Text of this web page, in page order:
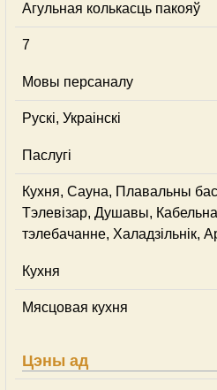
Агульная колькасць пакояў
7
Мовы персаналу
Рускі, Украінскі
Паслугі
Кухня, Сауна, Плавальны
Тэлевізар, Душавы,
тэлебачанне, Халадзільнік,
Кухня
Мясцовая кухня
Цэны ад